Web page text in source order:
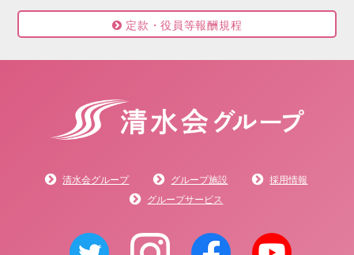
定款・役員等報酬規程
清水会グループ グループ施設
採用情報
グループサービス